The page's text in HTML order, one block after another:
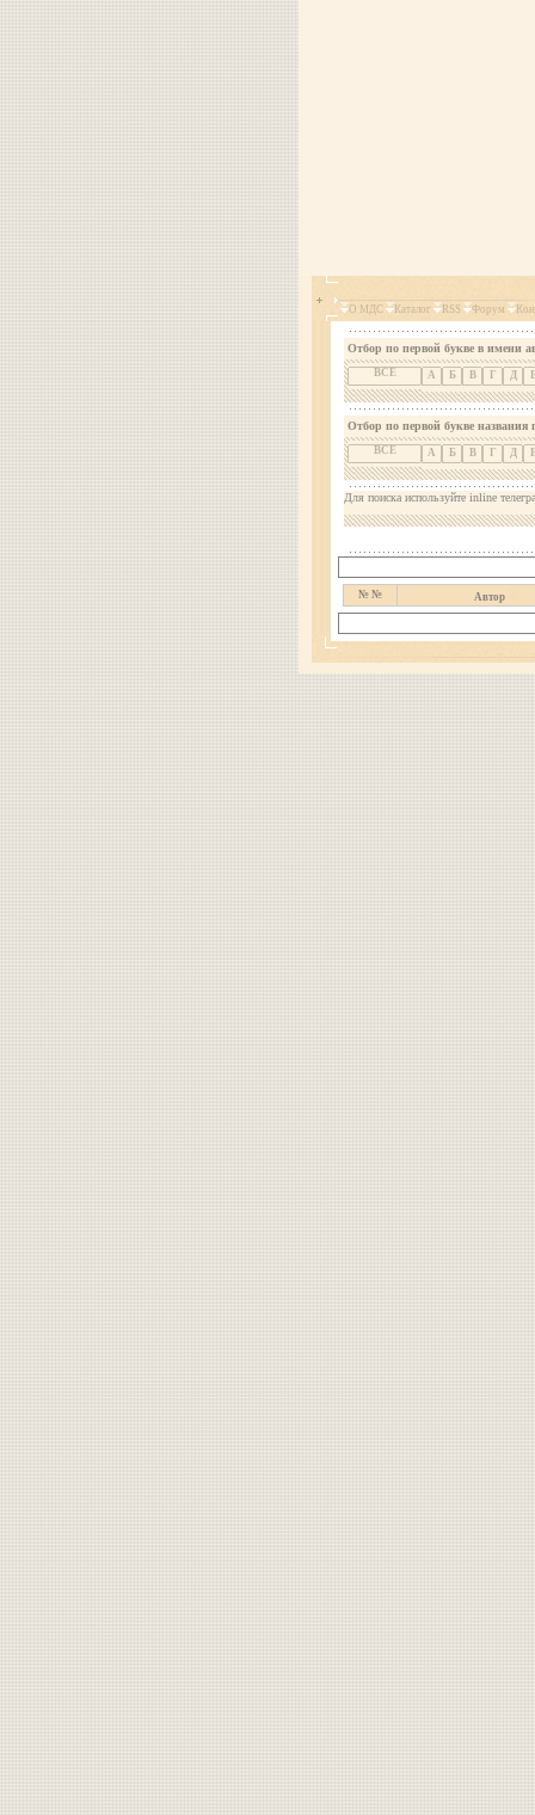
О МДС Каталог RSS Форум
Отбор по первой букве в имени
ВСЕ А Б В Г Д
Отбор по первой букве названия
ВСЕ А Б В Г Д
Для поиска используйте inline
№ № Автор